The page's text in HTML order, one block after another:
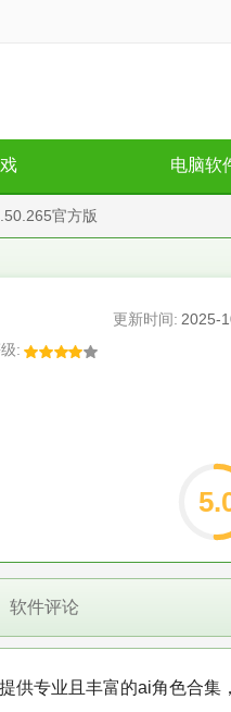
电脑软
官方版
更新时间: 2025-
:
软件评论
供专业且丰富的ai角色合集